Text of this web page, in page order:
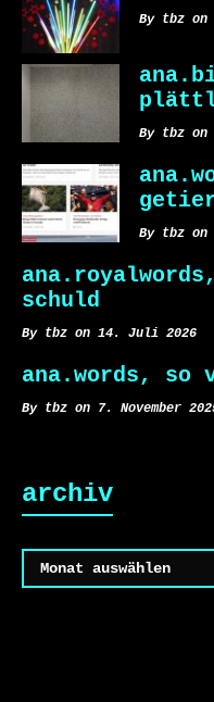
By tbz on
By tbz
By tbz
schuld
By tbz on 14. Juli 2026
ana.words, so
By tbz on 7. November
archiv
Archiv